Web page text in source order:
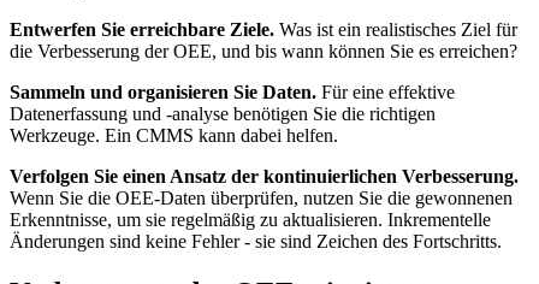
Entwerfen Sie erreichbare Ziele. Was ist ein realistisches Ziel für
die Verbesserung der OEE, und bis wann können Sie es erreichen?
Sammeln und organisieren Sie Daten. Für eine effektive
Datenerfassung und -analyse benötigen Sie die richtigen
Werkzeuge. Ein CMMS kann dabei helfen.
Verfolgen Sie einen Ansatz der kontinuierlichen Verbesserung.
Wenn Sie die OEE-Daten überprüfen, nutzen Sie die gewonnenen
Erkenntnisse, um sie regelmäßig zu aktualisieren. Inkrementelle
Änderungen sind keine Fehler - sie sind Zeichen des Fortschritts.